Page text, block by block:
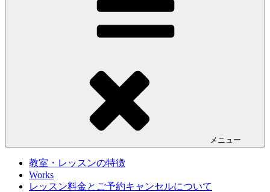
メニュー
教室・レッスンの特徴
Works
レッスン料金とご予約キャンセルについて